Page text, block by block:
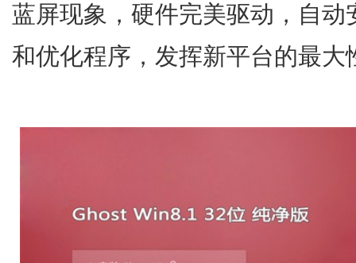
蓝屏现象，硬件完美驱动，自
和优化程序，发挥新平台的最大